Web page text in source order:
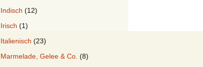
Indisch (12)
Irisch (1)
Italienisch (23)
Marmelade, Gelee & Co. (8)